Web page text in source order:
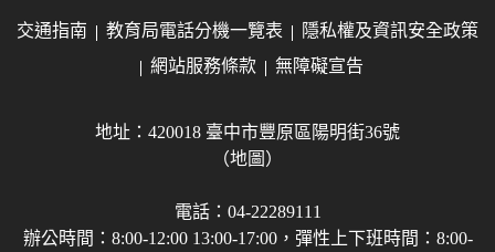
交通指南 教育局電話分機一覽表
隱私權及資訊安全政策
網站服務條款
無障礙宣告
地址：420018 臺中市豐原區陽明街36號
（地圖）
電話：04-22289111
辦公時間：8:00-12:00 13:00-17:00，彈性上下班時間：8:00-